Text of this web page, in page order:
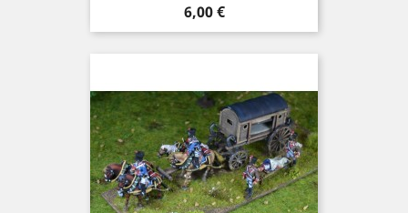
Prix
6,00 €